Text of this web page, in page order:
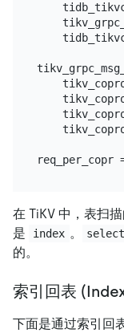
在 TiKV 中，表扫
是
index 。 select
的。
索引回表
下面是通过索引回